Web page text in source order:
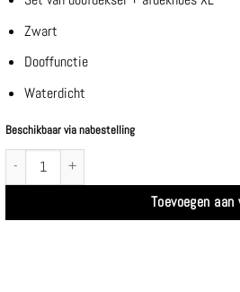
Zwart
Dooffunctie
Waterdicht
Beschikbaar via nabestelling
Doofdeksel + Afdekhoes zwart XL set - Ofyr aantal
Toevoegen